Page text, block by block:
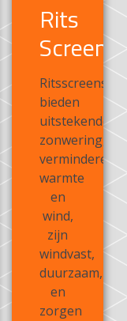
Rits
Screens
Ritsscreens
bieden
uitstekende
zonwering,
verminderen
warmte
en
wind,
zijn
windvast,
duurzaam,
en
zorgen